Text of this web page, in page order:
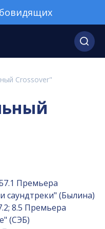
Crossover"
Премьера
саундтреки" (Былина)
8.5 Премьера
(СЭБ)